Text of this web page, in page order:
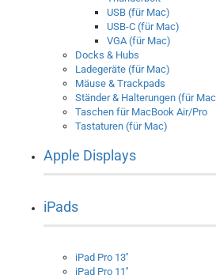
USB (für Mac)
USB-C (für Mac)
VGA (für Mac)
Docks & Hubs
Ladegeräte (für Mac)
Mäuse & Trackpads
Ständer & Halterungen (für
Taschen für MacBook Air/Pro
Tastaturen (für Mac)
Apple Displays
iPads
iPad Pro 13''
iPad Pro 11''